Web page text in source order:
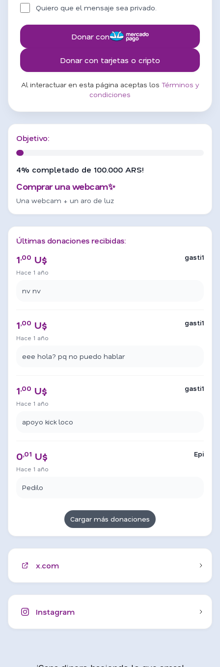
Quiero que el mensaje sea privado.
Donar con
Donar con tarjetas o cripto
Al interactuar en esta página aceptas los Términos y
condiciones
Objetivo:
4% completado de 100.000 ARS!
Comprar una webcam✨
Una webcam + un aro de luz
Últimas donaciones recibidas:
1,00 U$
Hace 1 año
gasti1
nv nv
1,00 U$
Hace 1 año
gasti1
eee hola? pq no puedo hablar
1,00 U$
Hace 1 año
gasti1
apoyo kick loco
0,01 U$
Hace 1 año
Epi
Pedilo
Cargar más donaciones
x.com
Instagram